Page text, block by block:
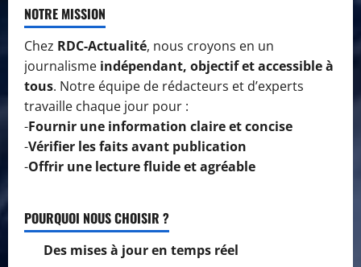
NOTRE MISSION
Chez RDC-Actualité, nous croyons en un
journalisme indépendant, objectif et accessible à
tous. Notre équipe de rédacteurs et d’experts
travaille chaque jour pour :
-Fournir une information claire et concise
-Vérifier les faits avant publication
-Offrir une lecture fluide et agréable
POURQUOI NOUS CHOISIR ?
Des mises à jour en temps réel